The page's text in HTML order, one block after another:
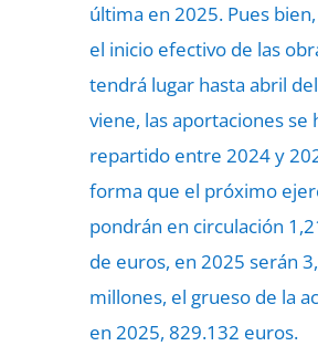
última en 2025. Pues
el inicio efectivo de las
tendrá lugar hasta abril
viene, las aportaciones se
repartido entre 2024 y
forma que el próximo
pondrán en circulación
de euros, en 2025 serán
millones, el grueso de la
en 2025, 829.132 euros.